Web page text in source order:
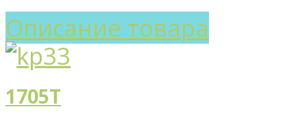
Описание товара
1705T